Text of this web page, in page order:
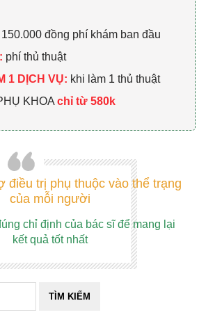
150.000 đồng phí khám ban đầu
phí thủ thuật
1 DỊCH VỤ: khi làm 1 thủ thuật
KHOA chỉ từ 580k
điều trị phụ thuộc vào thể trạng
của mỗi người
chỉ định của bác sĩ để mang lại
kết quả tốt nhất